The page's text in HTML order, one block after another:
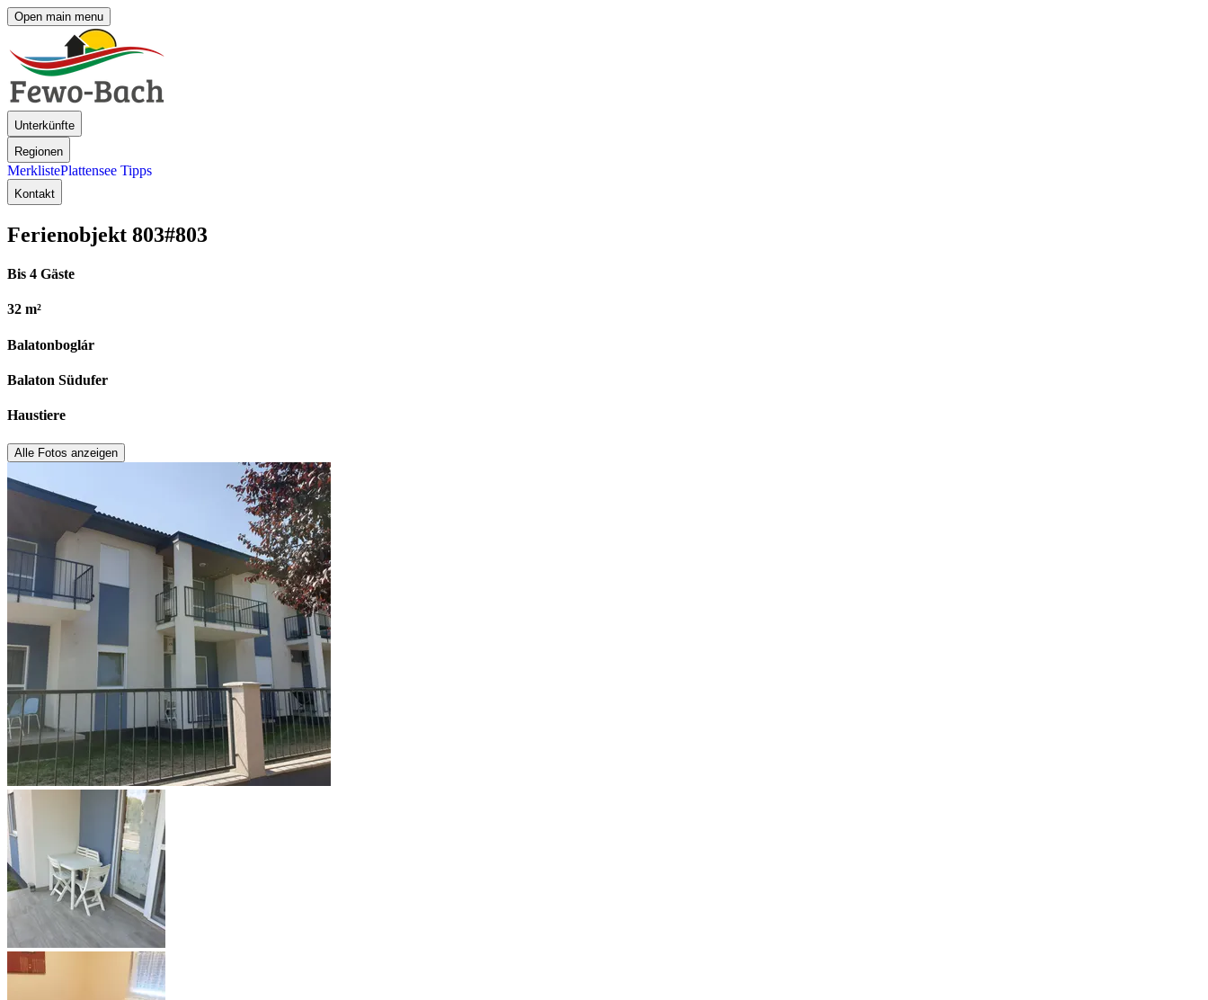
Open main menu
Unterkünfte
Regionen
MerklistePlattensee Tipps
Kontakt
Ferienobjekt 803#803
Bis 4 Gäste
32 m²
Balatonboglár
Balaton Südufer
Haustiere
Alle Fotos anzeigen